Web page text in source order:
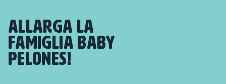
ALLARGA LA
FAMIGLIA BABY
PELONES!